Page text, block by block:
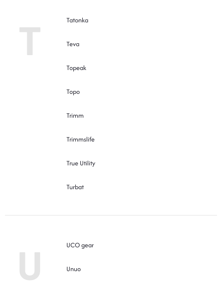
T Tatonka
Teva
Topeak
Topo
Trimm
Trimmslife
True Utility
Turbat
U UCO gear
Unuo